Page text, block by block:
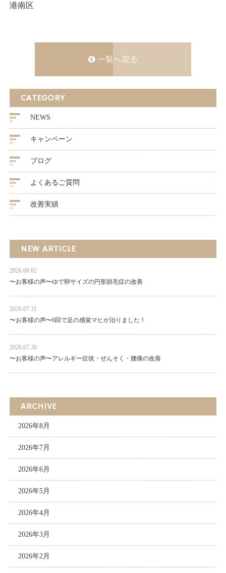
港南区
一覧へ戻る
CATEGORY
NEWS
キャンペーン
ブログ
よくあるご質問
改善実績
NEW ARTICLE
2026.08.02
〜お客様の声〜ゆで卵サイズの円形脱毛症の改善
2026.07.31
〜お客様の声〜6回で足の感覚マヒが治りました！
2026.07.30
〜お客様の声〜アレルギー症状・ぜんそく・腰痛の改善
ARCHIVE
2026年8月
2026年7月
2026年6月
2026年5月
2026年4月
2026年3月
2026年2月